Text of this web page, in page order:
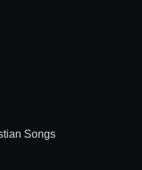
Songs